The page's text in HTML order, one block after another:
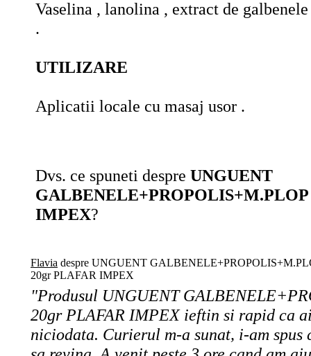
Vaselina , lanolina , extract de
.
UTILIZARE
Aplicatii locale cu masaj usor .
Dvs. ce spuneti despre UNGUENT
IMPEX?
Flavia despre UNGUENT
20gr PLAFAR IMPEX
"Produsul UNGUENT
20gr PLAFAR IMPEX ieftin si rapid ca
niciodata. Curierul m-a sunat, i-am spus